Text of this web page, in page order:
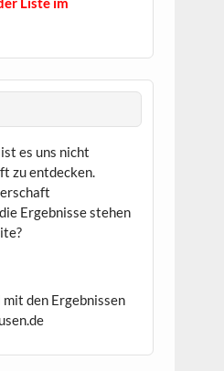
es uns nicht
zu entdecken.
Ergebnisse stehen
den Ergebnissen